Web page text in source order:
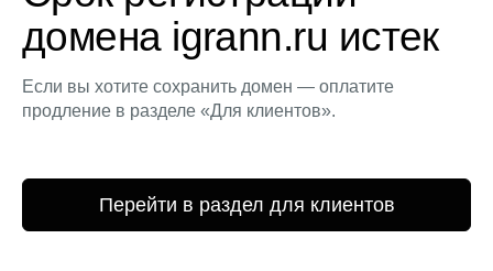
домена igrann.ru истек
Если вы хотите сохранить домен — оплатите
продление в разделе «Для клиентов».
Перейти в раздел для клиентов